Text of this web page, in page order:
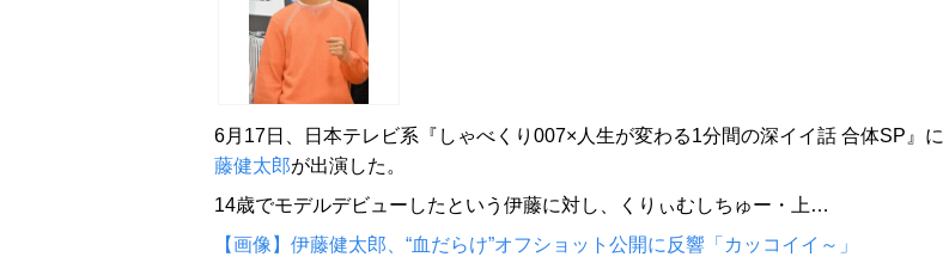
6月17日、日本テレビ系『しゃべくり007×人生が変わる1分間の深イイ話 合体SP』に
藤健太郎が出演した。
14歳でモデルデビューしたという伊藤に対し、くりぃむしちゅー・上…
【画像】伊藤健太郎、“血だらけ”オフショット公開に反響「カッコイイ～」